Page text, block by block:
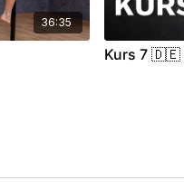
36:35
Kurs 7 🇩🇪